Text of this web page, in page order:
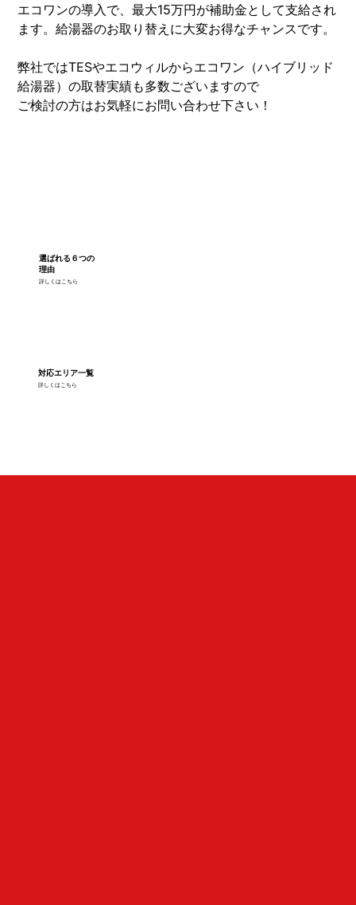
エコワンの導入で、最大15万円が補助金として支給され
ます。給湯器のお取り替えに大変お得なチャンスです。
弊社ではTESやエコウィルからエコワン（ハイブリッド
給湯器）の取替実績も多数ございますので
ご検討の方はお気軽にお問い合わせ下さい！
詳しくはこちら
選ばれる６つの
理由
詳しくはこちら
対応エリア一覧